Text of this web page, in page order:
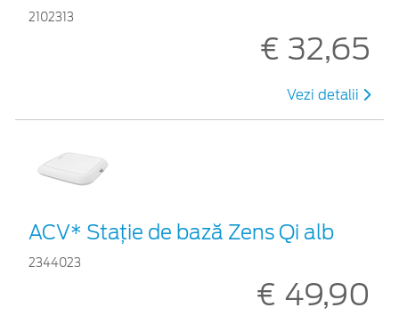
2102313
€ 32,65
Vezi detalii
ACV* Stație de bază Zens Qi alb
2344023
€ 49,90